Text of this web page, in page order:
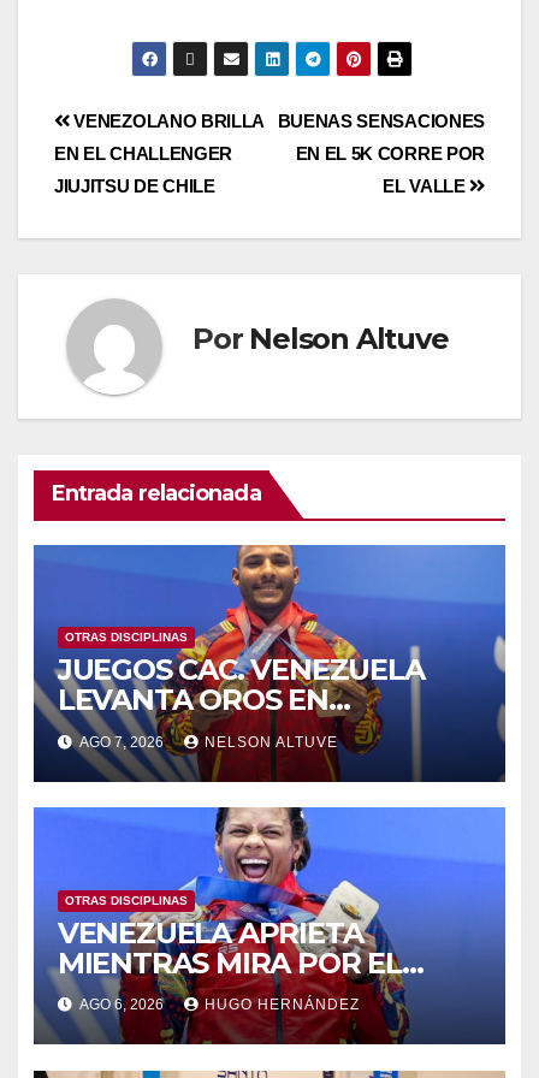
BUENAS SENSACIONES
EN EL 5K CORRE POR
EL VALLE
VENEZOLANO BRILLA
EN EL CHALLENGER
JIUJITSU DE CHILE
Por Nelson Altuve
Entrada relacionada
OTRAS DISCIPLINAS
JUEGOS CAC. VENEZUELA
LEVANTA OROS EN
HALTEROFILIA Y TIRO
AGO 7, 2026 NELSON ALTUVE
OTRAS DISCIPLINAS
VENEZUELA APRIETA
MIENTRAS MIRA POR EL
RETROVISOR
AGO 6, 2026 HUGO HERNÁNDEZ